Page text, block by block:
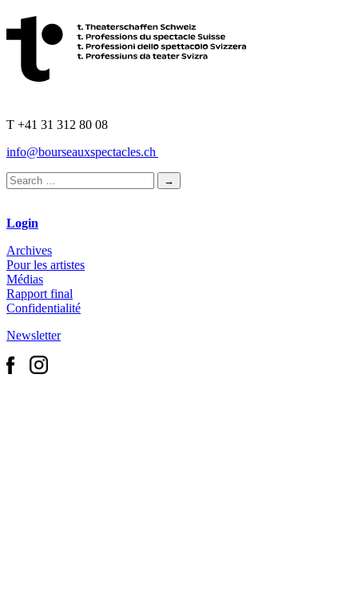
T +41 31 312 80 08
info@bourseauxspectacles.ch
Login
Archives
Pour les artistes
Médias
Rapport final
Confidentialité
Newsletter